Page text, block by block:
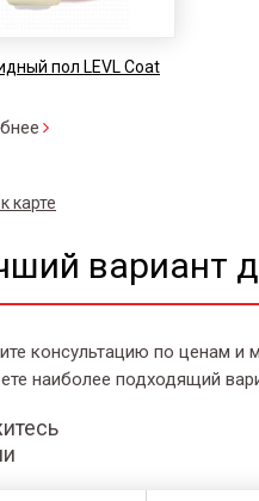
пол LEVL Coat
карте
вариант
консультацию по ценам
наиболее подходящий